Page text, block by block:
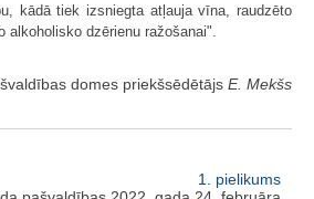
kādā tiek izsniegta atļauja vīna, raudzēto
alkoholisko dzērienu ražošanai".
domes priekšsēdētājs E. Mekšs
1. pielikums